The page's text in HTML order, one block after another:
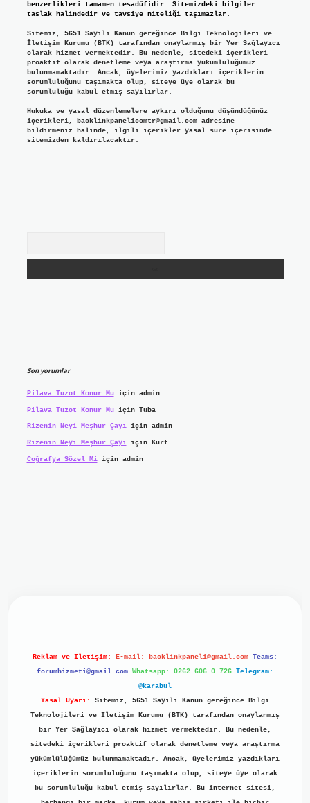
benzerlikleri tamamen tesadüfidir. Sitemizdeki bilgiler
taslak halindedir ve tavsiye niteliği taşımazlar.
Sitemiz, 5651 Sayılı Kanun gereğince Bilgi Teknolojileri ve
İletişim Kurumu (BTK) tarafından onaylanmış bir Yer Sağlayıcı
olarak hizmet vermektedir. Bu nedenle, sitedeki içerikleri
proaktif olarak denetleme veya araştırma yükümlülüğümüz
bulunmamaktadır. Ancak, üyelerimiz yazdıkları içeriklerin
sorumluluğunu taşımakta olup, siteye üye olarak bu
sorumluluğu kabul etmiş sayılırlar.
Hukuka ve yasal düzenlemelere aykırı olduğunu düşündüğünüz
içerikleri, backlinkpanelicomtr@gmail.comadresine
bildirmeniz halinde, ilgili içerikler yasal süre içerisinde
sitemizden kaldırılacaktır.
Son yorumlar
Pilava Tuzot Konur Muiçin admin
Pilava Tuzot Konur Muiçin Tuba
Rizenin Neyi Meşhur Çayıiçin admin
Rizenin Neyi Meşhur Çayıiçin Kurt
Coğrafya Sözel Miiçin admin
Reklam ve İletişim: E-mail: backlinkpaneli@gmail.com Teams:
forumhizmeti@gmail.com Whatsapp: 0262 606 0 726 Telegram:
@karabul
Yasal Uyarı:
Sitemiz, 5651 Sayılı Kanun gereğince Bilgi
Teknolojileri ve İletişim Kurumu (BTK) tarafından onaylanmış
bir Yer Sağlayıcı olarak hizmet vermektedir. Bu nedenle,
sitedeki içerikleri proaktif olarak denetleme veya araştırma
yükümlülüğümüz bulunmamaktadır. Ancak, üyelerimiz yazdıkları
içeriklerin sorumluluğunu taşımakta olup, siteye üye olarak
bu sorumluluğu kabul etmiş sayılırlar. Bu internet sitesi,